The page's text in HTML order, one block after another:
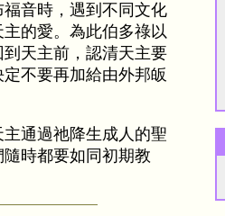
音時，遇到不同文化
的愛。為此伯多祿以
天主前，認清天主要
不要再加給由外邦皈
通過祂降生成人的聖
時都要如同初期教